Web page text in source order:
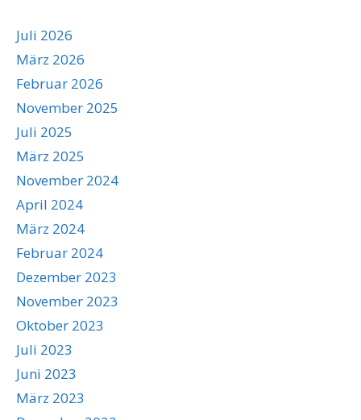
Juli 2026
März 2026
Februar 2026
November 2025
Juli 2025
März 2025
November 2024
April 2024
März 2024
Februar 2024
Dezember 2023
November 2023
Oktober 2023
Juli 2023
Juni 2023
März 2023